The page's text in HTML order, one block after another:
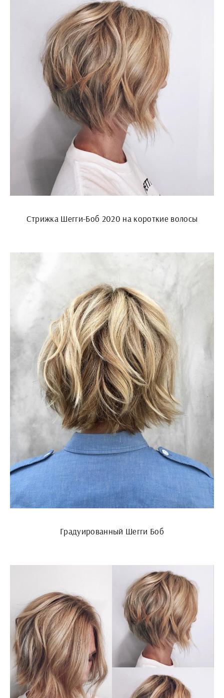
Стрижка Шегги-Боб 2020 на короткие волосы
Градуированный Шегги Боб